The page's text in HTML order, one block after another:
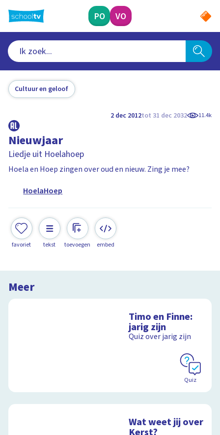
naar
hoofdinhoud
PO VO
Cultuur en geloof
2 dec 2012tot 31 dec 2032 11.4k
Nieuwjaar
Liedje uit Hoelahoep
Hoela en Hoep zingen over oud en nieuw. Zing je mee?
HoelaHoep
favoriet tekst toevoegen embed
Meer
Timo en Finne:
jarig zijn
Quiz over jarig zijn
Quiz
Wat weet jij over